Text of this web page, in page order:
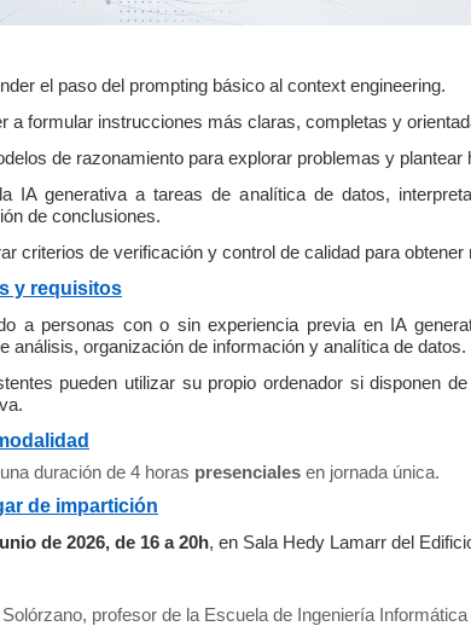
el paso del prompting básico al context engineering.
a formular instrucciones más claras, completas y
de razonamiento para explorar problemas y plantear
IA generativa a tareas de analítica de datos,
de conclusiones.
criterios de verificación y control de calidad para
y requisitos
a personas con o sin experiencia previa en IA
análisis, organización de información y analítica de datos.
pueden utilizar su propio ordenador si disponen
duración de 4 horas presenciales en jornada única.
de impartición
de 2026, de 16 a 20h, en Sala Hedy Lamarr del
profesor de la Escuela de Ingeniería Informática